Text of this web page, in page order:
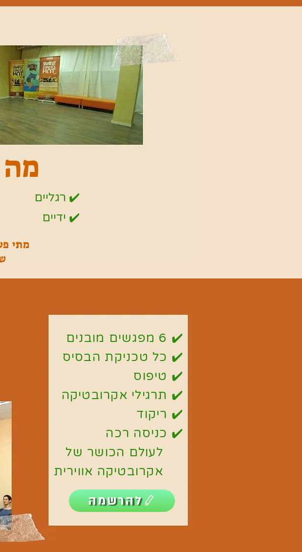
מה
✔️ רגליים
✔️ ידיים
מתי
✔️ 6 מפגשים מובנים
✔️ כל טכניקת הבסיס
✔️ טיפוס
✔️ תרגילי אקרובטיקה
✔️ ריקוד
✔️ כניסה רכה
לעולם הכושר של
אקרובטיקה אווירית
להרשמה